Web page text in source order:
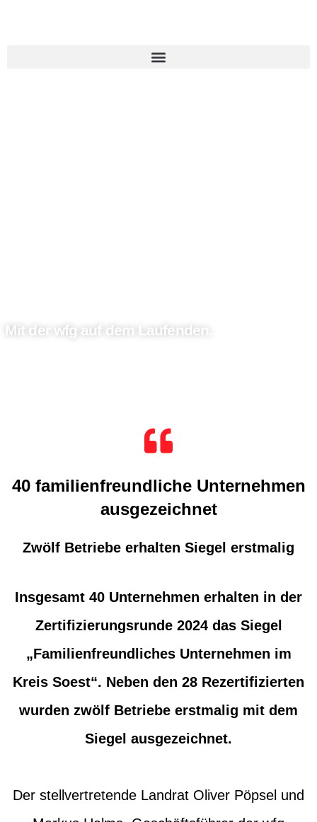
Mit der wfg auf dem Laufenden.
40 familienfreundliche Unternehmen
ausgezeichnet
Zwölf Betriebe erhalten Siegel erstmalig
Insgesamt 40 Unternehmen erhalten in der
Zertifizierungsrunde 2024 das Siegel
„Familienfreundliches Unternehmen im
Kreis Soest“. Neben den 28 Rezertifizierten
wurden zwölf Betriebe erstmalig mit dem
Siegel ausgezeichnet.
Der stellvertretende Landrat Oliver Pöpsel und